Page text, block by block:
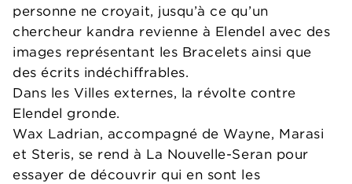
personne ne croyait, jusqu’à ce qu’un
chercheur kandra revienne à Elendel avec des
images représentant les Bracelets ainsi que
des écrits indéchiffrables.
Dans les Villes externes, la révolte contre
Elendel gronde.
Wax Ladrian, accompagné de Wayne, Marasi
et Steris, se rend à La Nouvelle-Seran pour
essayer de découvrir qui en sont les